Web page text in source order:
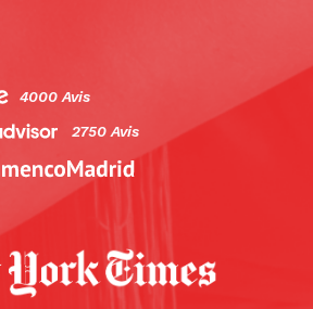
4000 Avis
2750 Avis